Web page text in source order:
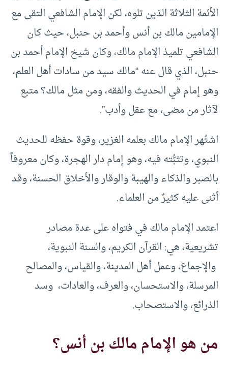
الأئمة الثلاثة الذين تلوه، لكن الإمام الشافعي التقى مع
الإمامين مالك بن أنس وأحمد بن حنبل، حيث كان
الشافعي تلميذ الإمام مالك، وكان شيخ الإمام أحمد بن
حنبل، الذي قال عنه “مالك سيد من سادات أهل العلم،
وهو إمام في الحديث والفقه، ومن مثل مالك؟ متبع
لآثار من مضى، مع عقل وأدب”.
اشتُهر الإمام مالك بعلمه الغزير، وقوة حفظه للحديث
النبوي، وتثبُّته فيه، وهو إمام دار الهجرة، وكان معروفاً
بالصبر والذكاء والهيبة والوقار والأخلاق الحسنة، وقد
أثنى عليه كثيرٌ من العلماء.
اعتمد الإمام مالك في فتواه على عدة مصادر
تشريعية، هي: القرآن الكريم، والسنة النبوية،
والإجماع، وعمل أهل المدينة، والقياس، والمصالح
المرسلة، والاستحسان، والعرف، والعادات، وسد
الذرائع، والاستصحاب.
من هو الإمام مالك بن أنس؟